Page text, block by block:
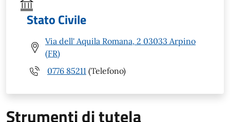
Stato Civile
Via dell' Aquila Romana, 2 03033 Arpino
(FR)
0776 85211 (Telefono)
Strumenti di tutela